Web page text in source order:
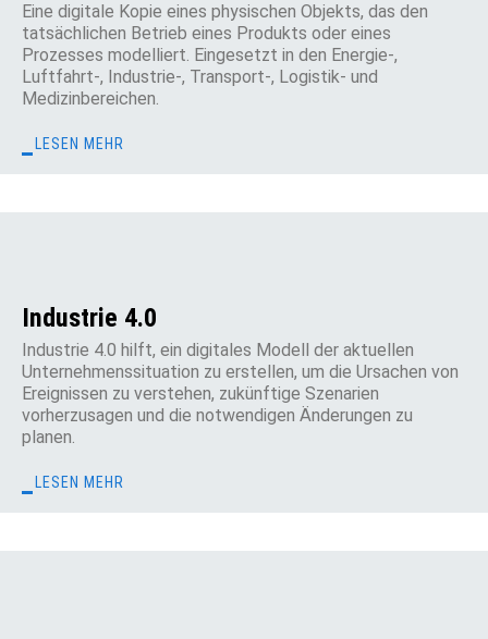
Eine digitale Kopie eines physischen Objekts, das den
tatsächlichen Betrieb eines Produkts oder eines
Prozesses modelliert. Eingesetzt in den Energie-,
Luftfahrt-, Industrie-, Transport-, Logistik- und
Medizinbereichen.
LESEN MEHR
Industrie 4.0
Industrie 4.0 hilft, ein digitales Modell der aktuellen
Unternehmenssituation zu erstellen, um die Ursachen von
Ereignissen zu verstehen, zukünftige Szenarien
vorherzusagen und die notwendigen Änderungen zu
planen.
LESEN MEHR